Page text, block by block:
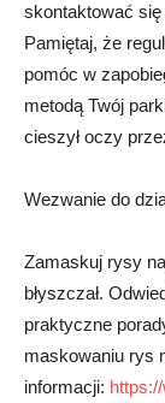
skontaktować
Pamiętaj, że
pomóc w
metodą Twój
cieszył oczy
Wezwanie do
Zamaskuj rysy
błyszczał.
praktyczne
maskowaniu rys
informacji: